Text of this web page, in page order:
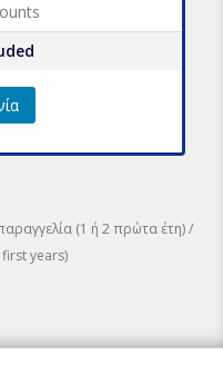
(1 ή 2 πρώτα έτη) /
years)